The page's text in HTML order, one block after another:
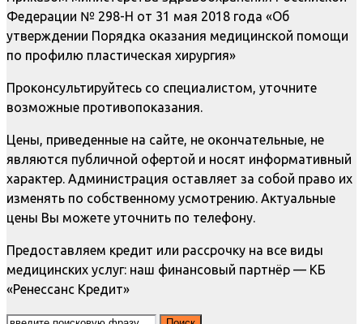
Федерации № 298-Н от 31 мая 2018 года «Об
утверждении Порядка оказания медицинской помощи
по профилю пластическая хирургия»
Проконсультируйтесь со специалистом, уточните
возможные противопоказания.
Цены, приведенные на сайте, не окончательные, не
являются публичной офертой и носят информативный
характер. Администрация оставляет за собой право их
изменять по собственному усмотрению. Актуальные
цены Вы можете уточнить по телефону.
Предоставляем кредит или рассрочку на все виды
медицинских услуг: наш финансовый партнёр — КБ
«Ренессанс Кредит»